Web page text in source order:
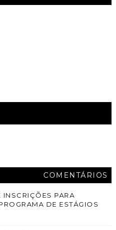
COMENTÁRIOS
INSCRIÇÕES PARA
DE ESTÁGIOS